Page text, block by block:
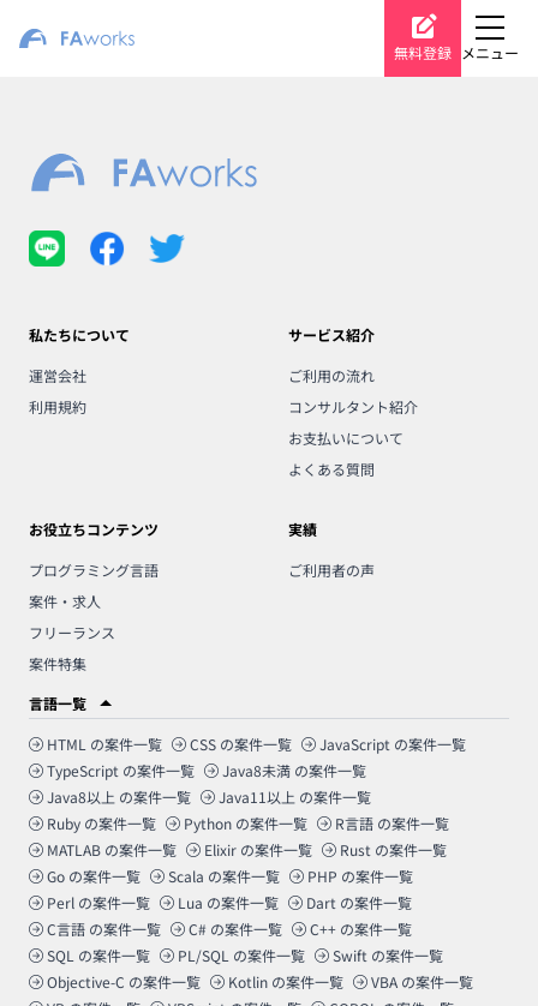
無料登録 メニュー
私たちについて
運営会社
利用規約
サービス紹介
ご利用の流れ
コンサルタント紹介
お支払いについて
よくある質問
お役立ちコンテンツ
プログラミング言語
案件・求人
フリーランス
案件特集
実績
ご利用者の声
言語一覧
HTML の案件一覧 CSS の案件一覧 JavaScript の案件一覧
TypeScript の案件一覧 Java8未満 の案件一覧
Java8以上 の案件一覧 Java11以上 の案件一覧
Ruby の案件一覧 Python の案件一覧 R言語 の案件一覧
MATLAB の案件一覧 Elixir の案件一覧 Rust の案件一覧
Go の案件一覧 Scala の案件一覧 PHP の案件一覧
Perl の案件一覧 Lua の案件一覧 Dart の案件一覧
C言語 の案件一覧 C# の案件一覧 C++ の案件一覧
SQL の案件一覧 PL/SQL の案件一覧 Swift の案件一覧
Objective-C の案件一覧 Kotlin の案件一覧 VBA の案件一覧